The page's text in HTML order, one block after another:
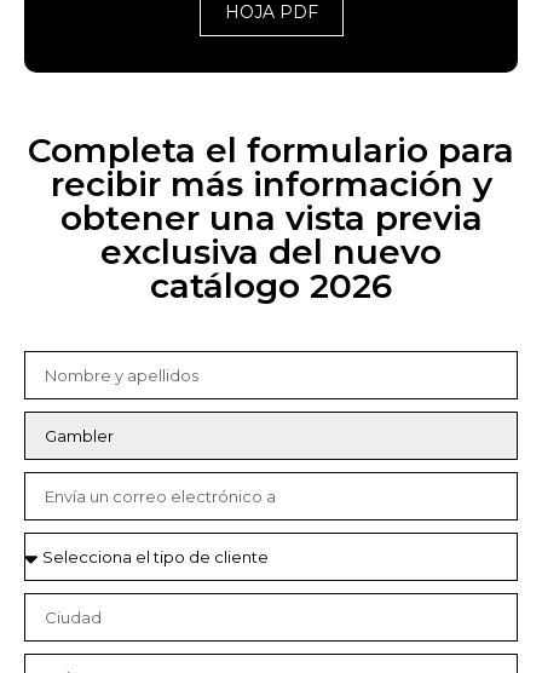
HOJA PDF
Completa el formulario para
recibir más información y
obtener una vista previa
exclusiva del nuevo
catálogo 2026